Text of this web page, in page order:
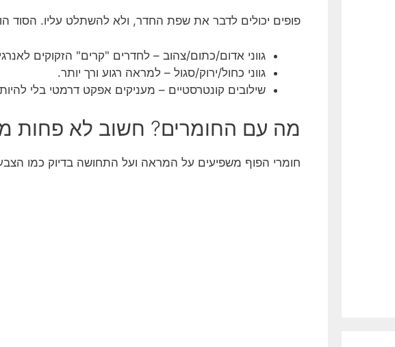
פופים יכולים לדבר את שפת החדר, ולא להשתלט עליו. הסוד
גווני אדום/כתום/צהוב – לחדרים "קרים" הזקוקים
גווני כחול/ירוק/סגול – למראה רגוע ורך יותר.
שילובים קונטרסטיים – מעניקים אפקט דרמטי בלי
מה עם החומרים? חשוב לא פחות
חומרי הפוף משפיעים על המראה ועל התחושה בדיוק כמו